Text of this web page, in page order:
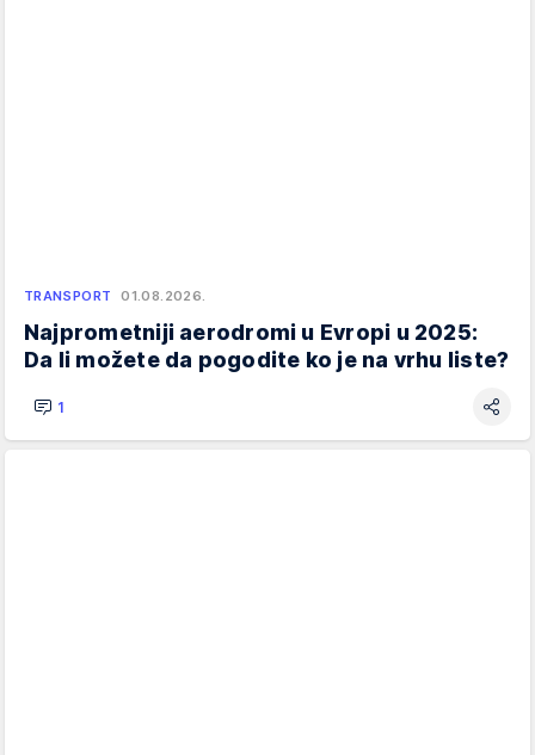
TRANSPORT 01.08.2026.
Najprometniji aerodromi u Evropi u 2025:
Da li možete da pogodite ko je na vrhu liste?
1